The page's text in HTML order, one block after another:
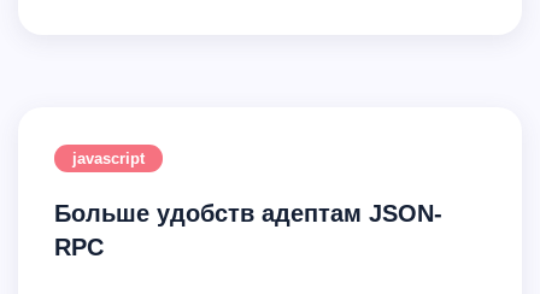
javascript
Больше удобств адептам JSON-
RPC